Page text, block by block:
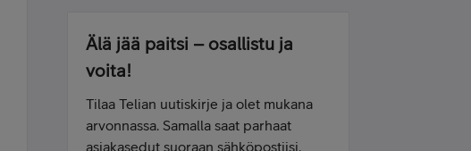
Älä jää paitsi – osallistu ja
voita!
Tilaa Telian uutiskirje ja olet mukana
arvonnassa. Samalla saat parhaat
asiakasedut suoraan sähköpostiisi.